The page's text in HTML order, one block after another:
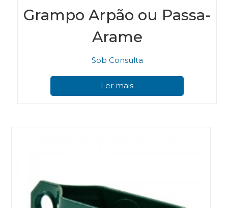
Grampo Arpão ou Passa-
Arame
Sob Consulta
Ler mais